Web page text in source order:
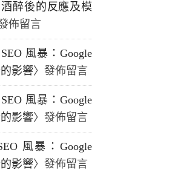
醉後的反應及模
佈留言
SEO 風暴：Google
影響〉發佈留言
SEO 風暴：Google
影響〉發佈留言
風暴：Google
影響〉發佈留言